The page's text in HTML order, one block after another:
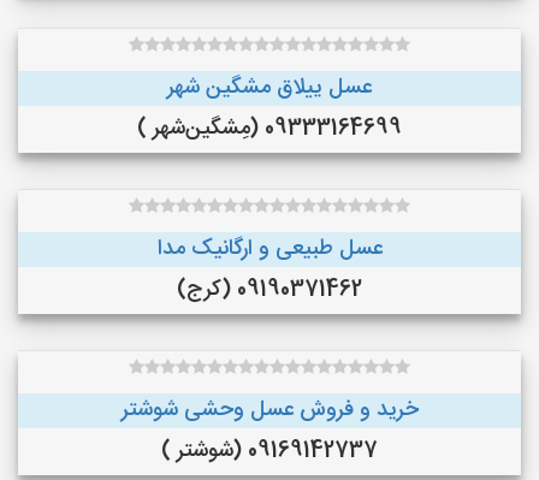
عسل ییلاق مشگین شهر
09333164699 (مِشگین‌شهر )
عسل طبیعی و ارگانیک مدا
09190371462 (کرج)
خرید و فروش عسل وحشی شوشتر
09169142737 (شوشتر )